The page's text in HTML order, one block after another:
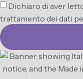
Dichiaro di aver
trattamento dei dati